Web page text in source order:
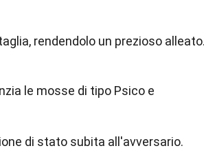
rendendolo un prezioso
le mosse di tipo Psico e
di stato subita all'avversario.